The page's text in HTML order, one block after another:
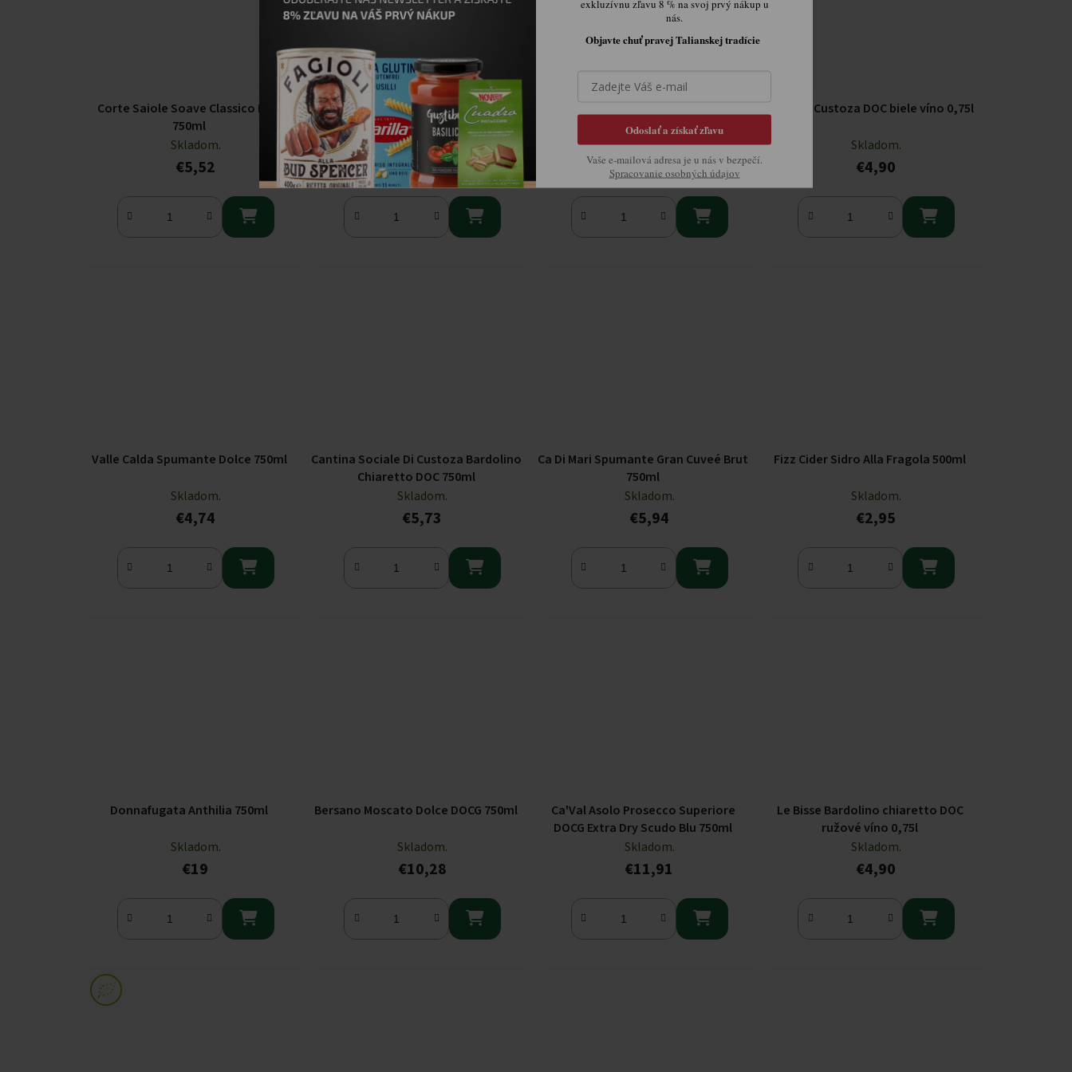
Corte Saiole Soave Classico DOC
750ml
Skladom.
€5,52

Chiarelli Fragolino Rosso 750ml
Skladom.
€4,32

Skladom.
€7,04

Le Bisse Custoza DOC biele víno 0,75l
Skladom.
€4,90

Valle Calda Spumante Dolce 750ml
Skladom.
€4,74

Cantina Sociale Di Custoza Bardolino
Chiaretto DOC 750ml
Skladom.
€5,73

Ca Di Mari Spumante Gran Cuveé Brut
750ml
Skladom.
€5,94

Fizz Cider Sidro Alla Fragola 500ml
Skladom.
€2,95

Donnafugata Anthilia 750ml
Skladom.
€19

Bersano Moscato Dolce DOCG 750ml
Skladom.
€10,28

Ca'Val Asolo Prosecco Superiore
DOCG Extra Dry Scudo Blu 750ml
Skladom.
€11,91

Le Bisse Bardolino chiaretto DOC
ružové víno 0,75l
Skladom.
€4,90

exkluzívnu zľavu 8 % na svoj prvý nákup u
nás.
Objavte chuť pravej Talianskej tradície
Odoslať a získať zľavu
Vaše e-mailová adresa je u nás v bezpečí.
Spracovanie osobných údajov